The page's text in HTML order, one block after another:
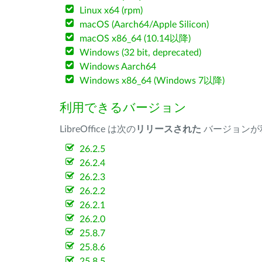
Linux x64 (rpm)
macOS (Aarch64/Apple Silicon)
macOS x86_64 (10.14以降)
Windows (32 bit, deprecated)
Windows Aarch64
Windows x86_64 (Windows 7以降)
利用できるバージョン
LibreOffice は次のリリースされた バージョンが
26.2.5
26.2.4
26.2.3
26.2.2
26.2.1
26.2.0
25.8.7
25.8.6